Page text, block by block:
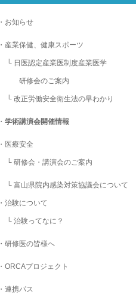
・ お知らせ
・ 産業保健、健康スポーツ
└ 日医認定産業医制度産業医学
研修会のご案内
└ 改正労働安全衛生法の早わかり
・ 学術講演会開催情報
・ 医療安全
└ 研修会・講演会のご案内
└ 富山県院内感染対策協議会について
・ 治験について
└ 治験ってなに？
・ 研修医の皆様へ
・ ORCAプロジェクト
・ 連携パス